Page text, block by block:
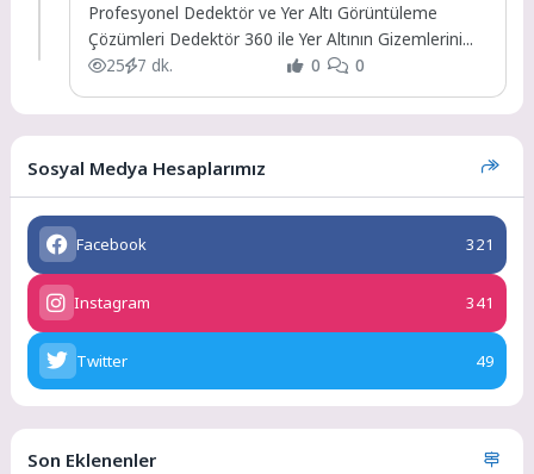
Profesyonel Dedektör ve Yer Altı Görüntüleme
Çözümleri Dedektör 360 ile Yer Altının Gizemlerini...
25
7 dk. 0 0
Sosyal Medya Hesaplarımız
Facebook 321
Instagram 341
Twitter 49
Son Eklenenler